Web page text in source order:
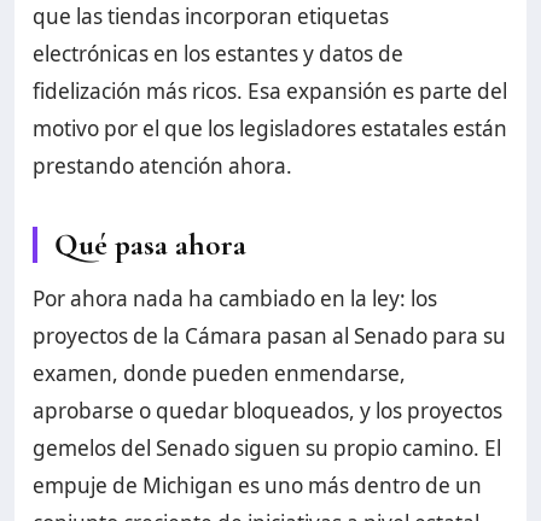
que las tiendas incorporan etiquetas
electrónicas en los estantes y datos de
fidelización más ricos. Esa expansión es parte del
motivo por el que los legisladores estatales están
prestando atención ahora.
Qué pasa ahora
Por ahora nada ha cambiado en la ley: los
proyectos de la Cámara pasan al Senado para su
examen, donde pueden enmendarse,
aprobarse o quedar bloqueados, y los proyectos
gemelos del Senado siguen su propio camino. El
empuje de Michigan es uno más dentro de un